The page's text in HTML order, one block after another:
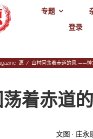
专题
登录
, 源 / 山村回荡着赤道的风 ——悼
着赤道
文图 · 庄永